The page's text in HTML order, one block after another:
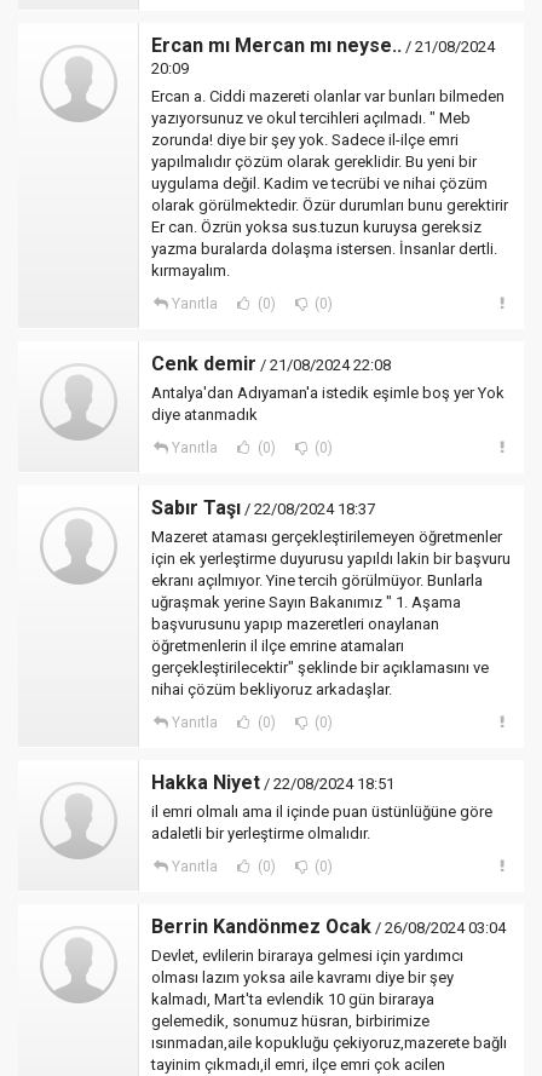
Ercan mı Mercan mı neyse.. / 21/08/2024
20:09
Ercan a. Ciddi mazereti olanlar var bunları bilmeden
yazıyorsunuz ve okul tercihleri açılmadı. " Meb
zorunda! diye bir şey yok. Sadece il-ilçe emri
yapılmalıdır çözüm olarak gereklidir. Bu yeni bir
uygulama değil. Kadim ve tecrübi ve nihai çözüm
olarak görülmektedir. Özür durumları bunu gerektirir
Er can. Özrün yoksa sus.tuzun kuruysa gereksiz
yazma buralarda dolaşma istersen. İnsanlar dertli.
kırmayalım.
Yanıtla (0) (0)
Cenk demir / 21/08/2024 22:08
Antalya'dan Adıyaman'a istedik eşimle boş yer Yok
diye atanmadık
Yanıtla (0) (0)
Sabır Taşı / 22/08/2024 18:37
Mazeret ataması gerçekleştirilemeyen öğretmenler
için ek yerleştirme duyurusu yapıldı lakin bir başvuru
ekranı açılmıyor. Yine tercih görülmüyor. Bunlarla
uğraşmak yerine Sayın Bakanımız " 1. Aşama
başvurusunu yapıp mazeretleri onaylanan
öğretmenlerin il ilçe emrine atamaları
gerçekleştirilecektir" şeklinde bir açıklamasını ve
nihai çözüm bekliyoruz arkadaşlar.
Yanıtla (0) (0)
Hakka Niyet / 22/08/2024 18:51
il emri olmalı ama il içinde puan üstünlüğüne göre
adaletli bir yerleştirme olmalıdır.
Yanıtla (0) (0)
Berrin Kandönmez Ocak / 26/08/2024 03:04
Devlet, evlilerin biraraya gelmesi için yardımcı
olması lazım yoksa aile kavramı diye bir şey
kalmadı, Mart'ta evlendik 10 gün biraraya
gelemedik, sonumuz hüsran, birbirimize
ısınmadan,aile kopukluğu çekiyoruz,mazerete bağlı
tayinim çıkmadı,il emri, ilçe emri çok acilen